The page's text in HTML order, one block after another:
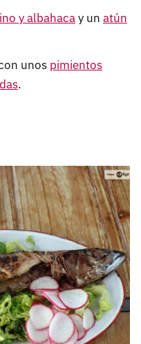
y albahacay un atún
unos pimientos
.